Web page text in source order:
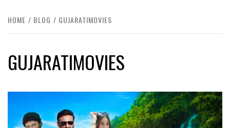
HOME BLOG GUJARATIMOVIES
GUJARATIMOVIES